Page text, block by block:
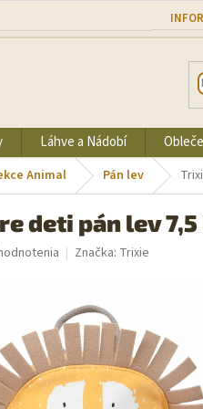
Láhve a Nádobí
Animal Pán lev
deti pán lev 7,5
Značka: Trixie